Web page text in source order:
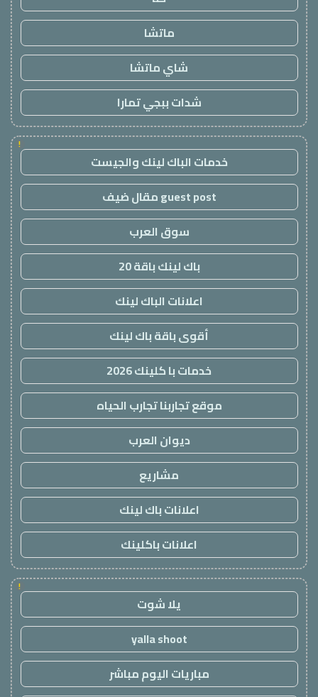
ماتشا
شاي ماتشا
شدات ببجي تمارا
!
خدمات الباك لينك والجيست
guest post مقال ضيف
سوق العرب
باك لينك باقة 20
اعلانات الباك لينك
أقوى باقة باك لينك
خدمات با كلينك 2026
موقع تجاربنا تجارب الحياه
ديوان العرب
مشاريع
اعلانات باك لينك
اعلانات باكلينك
!
يلا شوت
yalla shoot
مباريات اليوم مباشر